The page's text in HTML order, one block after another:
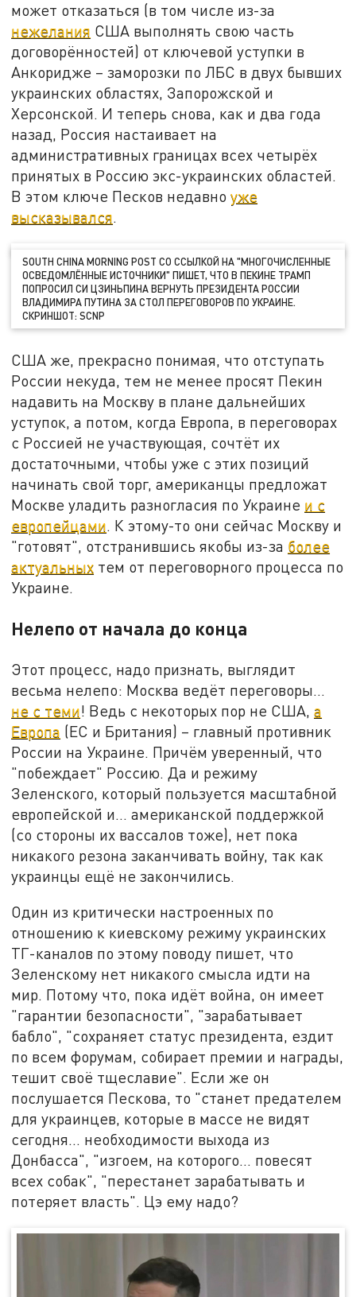
может отказаться (в том числе из-за
нежелания США выполнять свою часть
договорённостей) от ключевой уступки в
Анкоридже – заморозки по ЛБС в двух бывших
украинских областях, Запорожской и
Херсонской. И теперь снова, как и два года
назад, Россия настаивает на
административных границах всех четырёх
принятых в Россию экс-украинских областей.
В этом ключе Песков недавноуже
высказывался.
SOUTH CHINA MORNING POST СО ССЫЛКОЙ НА "МНОГОЧИСЛЕННЫЕ
ОСВЕДОМЛЁННЫЕ ИСТОЧНИКИ" ПИШЕТ, ЧТО В ПЕКИНЕ ТРАМП
ПОПРОСИЛ СИ ЦЗИНЬПИНА ВЕРНУТЬ ПРЕЗИДЕНТА РОССИИ
ВЛАДИМИРА ПУТИНА ЗА СТОЛ ПЕРЕГОВОРОВ ПО УКРАИНЕ.
СКРИНШОТ: SCNP
США же, прекрасно понимая, что отступать
России некуда, тем не менее просят Пекин
надавить на Москву в плане дальнейших
уступок, а потом, когда Европа, в переговорах
с Россией не участвующая, сочтёт их
достаточными, чтобы уже с этих позиций
начинать свой торг, американцы предложат
Москве уладить разногласия по Украине и с
европейцами . К этому-то они сейчас Москву и
"готовят", отстранившись якобы из-за более
актуальных тем от переговорного процесса по
Украине.
Нелепо от начала до конца
Этот процесс, надо признать, выглядит
весьма нелепо: Москва ведёт переговоры…
не с теми! Ведь с некоторых пор не США,а
Европа (ЕС и Британия) – главный противник
России на Украине. Причём уверенный, что
"побеждает" Россию. Да и режиму
Зеленского, который пользуется масштабной
европейской и… американской поддержкой
(со стороны их вассалов тоже), нет пока
никакого резона заканчивать войну, так как
украинцы ещё не закончились.
Один из критически настроенных по
отношению к киевскому режиму украинских
ТГ-каналов по этому поводу пишет, что
Зеленскому нет никакого смысла идти на
мир. Потому что, пока идёт война, он имеет
"гарантии безопасности", "зарабатывает
бабло", "сохраняет статус президента, ездит
по всем форумам, собирает премии и награды,
тешит своё тщеславие". Если же он
послушается Пескова, то "станет предателем
для украинцев, которые в массе не видят
сегодня… необходимости выхода из
Донбасса", "изгоем, на которого… повесят
всех собак", "перестанет зарабатывать и
потеряет власть". Цэ ему надо?